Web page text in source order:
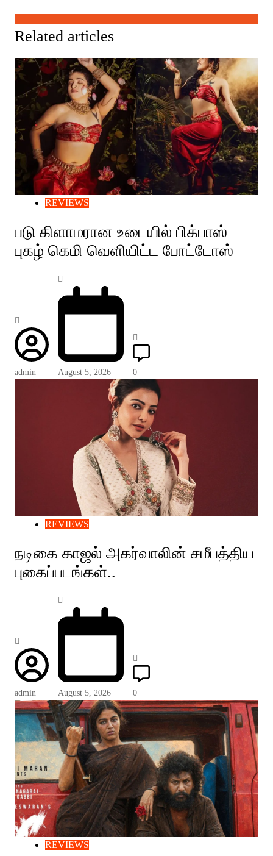
Related articles
REVIEWS
படு கிளாமரான உடையில் பிக்பாஸ்
புகழ் கெமி வெளியிட்ட போட்டோஸ்
admin August 5, 2026 0
REVIEWS
நடிகை காஜல் அகர்வாலின் சமீபத்திய
புகைப்படங்கள்..
admin August 5, 2026 0
REVIEWS